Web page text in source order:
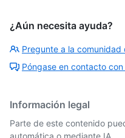
¿Aún necesita ayuda?
Pregunte a la comunidad
Póngase en contacto
Información legal
Parte de este contenido
automática o mediante IA.